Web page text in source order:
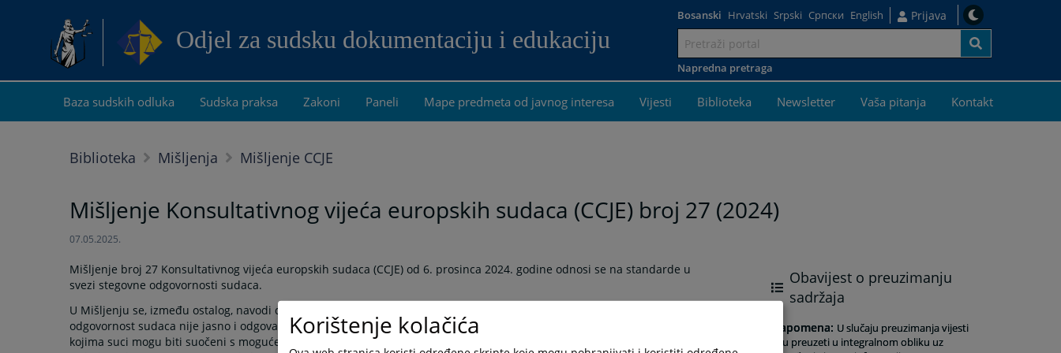
Odjel za sudsku dokumentaciju i edukaciju
sadržaj
Bosanski Hrvatski Srpski Српски English Prijava
Napredna pretraga
Baza sudskih odluka Sudska praksa Zakoni Paneli Mape predmeta od javnog interesa Vijesti Biblioteka Newsletter Vaša pitanja Kontakt
Biblioteka Mišljenja Mišljenje CCJE
Mišljenje Konsultativnog vijeća europskih sudaca (CCJE) broj 27 (2024)
07.05.2025.
Mišljenje broj 27 Konsultativnog vijeća europskih sudaca (CCJE) od 6. prosinca 2024. godine odnosi se na standarde u
svezi stegovne odgovornosti sudaca.
U Mišljenju se, između ostalog, navodi da „sudačka odgovornost blisko je povezana sa sudačkom neovisnošću. Ako
odgovornost sudaca nije jasno i odgovarajuće uređena, sudačka neovisnost je narušena. To se događa u okolnostima u
kojima suci mogu biti suočeni s moguće štetnim posljedicama za sigurnost stalnosti njihove sudačke dužnosti i/ili
Obavijest o preuzimanju
sadržaja
Napomena: U slučaju preuzimanja vijesti
istu preuzeti u integralnom obliku uz
Korištenje kolačića